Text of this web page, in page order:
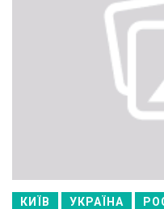
КИЇВ УКРАЇНА